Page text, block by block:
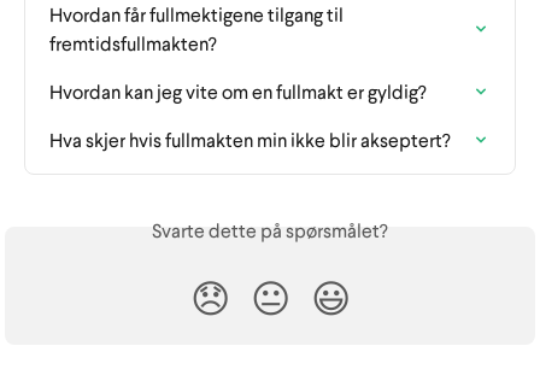
Hvordan får fullmektigene tilgang til
fremtidsfullmakten?
Hvordan kan jeg vite om en fullmakt er gyldig?
Hva skjer hvis fullmakten min ikke blir akseptert?
Svarte dette på spørsmålet?
😞 😐 😃